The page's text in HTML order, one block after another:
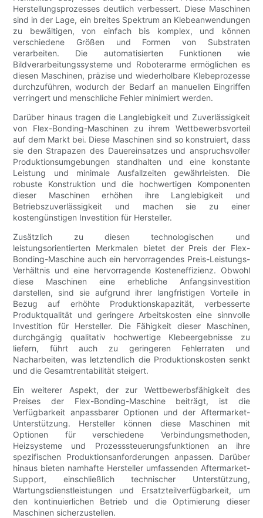
Herstellungsprozesses deutlich verbessert. Diese Maschinen
sind in der Lage, ein breites Spektrum an Klebeanwendungen
zu bewältigen, von einfach bis komplex, und können
verschiedene Größen und Formen von Substraten
verarbeiten. Die automatisierten Funktionen wie
Bildverarbeitungssysteme und Roboterarme ermöglichen es
diesen Maschinen, präzise und wiederholbare Klebeprozesse
durchzuführen, wodurch der Bedarf an manuellen Eingriffen
verringert und menschliche Fehler minimiert werden.
Darüber hinaus tragen die Langlebigkeit und Zuverlässigkeit
von Flex-Bonding-Maschinen zu ihrem Wettbewerbsvorteil
auf dem Markt bei. Diese Maschinen sind so konstruiert, dass
sie den Strapazen des Dauereinsatzes und anspruchsvoller
Produktionsumgebungen standhalten und eine konstante
Leistung und minimale Ausfallzeiten gewährleisten. Die
robuste Konstruktion und die hochwertigen Komponenten
dieser Maschinen erhöhen ihre Langlebigkeit und
Betriebszuverlässigkeit und machen sie zu einer
kostengünstigen Investition für Hersteller.
Zusätzlich zu diesen technologischen und
leistungsorientierten Merkmalen bietet der Preis der Flex-
Bonding-Maschine auch ein hervorragendes Preis-Leistungs-
Verhältnis und eine hervorragende Kosteneffizienz. Obwohl
diese Maschinen eine erhebliche Anfangsinvestition
darstellen, sind sie aufgrund ihrer langfristigen Vorteile in
Bezug auf erhöhte Produktionskapazität, verbesserte
Produktqualität und geringere Arbeitskosten eine sinnvolle
Investition für Hersteller. Die Fähigkeit dieser Maschinen,
durchgängig qualitativ hochwertige Klebeergebnisse zu
liefern, führt auch zu geringeren Fehlerraten und
Nacharbeiten, was letztendlich die Produktionskosten senkt
und die Gesamtrentabilität steigert.
Ein weiterer Aspekt, der zur Wettbewerbsfähigkeit des
Preises der Flex-Bonding-Maschine beiträgt, ist die
Verfügbarkeit anpassbarer Optionen und der Aftermarket-
Unterstützung. Hersteller können diese Maschinen mit
Optionen für verschiedene Verbindungsmethoden,
Heizsysteme und Prozesssteuerungsfunktionen an ihre
spezifischen Produktionsanforderungen anpassen. Darüber
hinaus bieten namhafte Hersteller umfassenden Aftermarket-
Support, einschließlich technischer Unterstützung,
Wartungsdienstleistungen und Ersatzteilverfügbarkeit, um
den kontinuierlichen Betrieb und die Optimierung dieser
Maschinen sicherzustellen.